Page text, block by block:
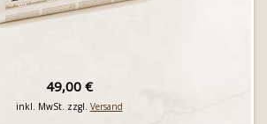
49,00 €
inkl. MwSt. zzgl. Versand